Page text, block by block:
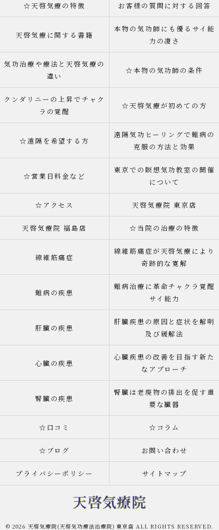
☆天啓気療の特徴 お客様の質問に対する回答
天啓気療に関する書籍
本物の気功師にも優るサイ能
力の凄さ
気功治療や療法と天啓気療の
違い
☆本物の気功師の条件
クンダリニーの上昇でチャク
ラの覚醒
☆天啓気療が初めての方
☆遠隔を希望する方
遠隔気功ヒーリングで難病の
克服の方法と効果
☆営業日料金など
東京での瞑想気功教室の開催
について
☆アクセス 天啓気療院 東京店
天啓気療院 福島店 ☆当院の治療の特徴
線維筋痛症
線維筋痛症が天啓気療により
奇跡的な寛解
難病の疾患
難病治療に革命チャクラ覚醒
サイ能力
肝臓の疾患
肝臓疾患の原因と症状を解明
及び緩解法
心臓の疾患
心臓疾患の改善を目指す新た
なアプローチ
腎臓の疾患
腎臓は老廃物の排出を促す重
要な臓器
☆口コミ ☆コラム
☆ブログ お問い合わせ
プライバシーポリシー サイトマップ
© 2026 天啓気療院(天啓気功療法治療院) 東京店 ALL RIGHTS RESERVED.